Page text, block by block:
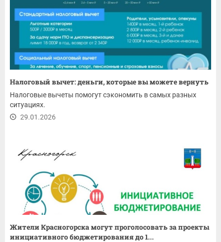
Налоговый вычет: деньги, которые вы можете вернуть
Налоговые вычеты помогут сэкономить в самых разных
ситуациях.
29.01.2026
Жители Красногорска могут проголосовать за проекты
инициативного бюджетирования до 1...